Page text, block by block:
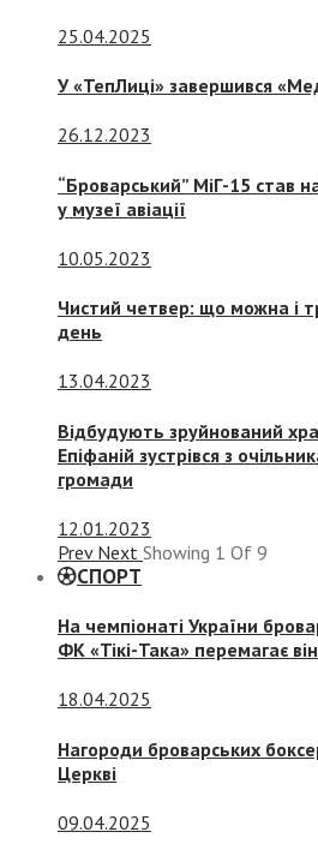
25.04.2025
У «ТепЛиці» завершився
26.12.2023
“Броварський” МіГ-15 став
у музеї авіації
10.05.2023
Чистий четвер: що можна і
день
13.04.2023
Відбудують зруйнований
Епіфаній зустрівся з
громади
12.01.2023
Prev Next Showing 1 Of 9
СПОРТ
На чемпіонаті України
ФК «Тікі-Така» перемагає
18.04.2025
Нагороди броварських
Церкві
09.04.2025